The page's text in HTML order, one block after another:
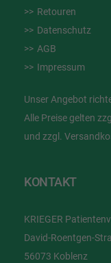
Retouren
Datenschutz
AGB
Impressum
Unser Angebot
Alle Preise gelten
und zzgl.
KONTAKT
KRIEGER
David-Roentgen-
56073 Koblenz